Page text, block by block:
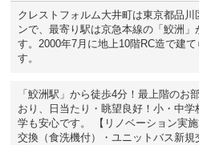
クレストフォルム大井町は東京都品
ンで、最寄り駅は京急本線の「鮫洲
す。2000年7月に地上10階RC造で建
す。
「鮫洲駅」から徒歩4分！最上階のお
おり、日当たり・眺望良好！小・中
学も安心です。 【リノベーション実
交換（食洗機付）・ユニットバス新